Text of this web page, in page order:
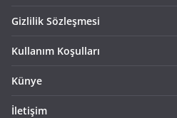
Gizlilik Sözleşmesi
Kullanım Koşulları
Künye
İletişim